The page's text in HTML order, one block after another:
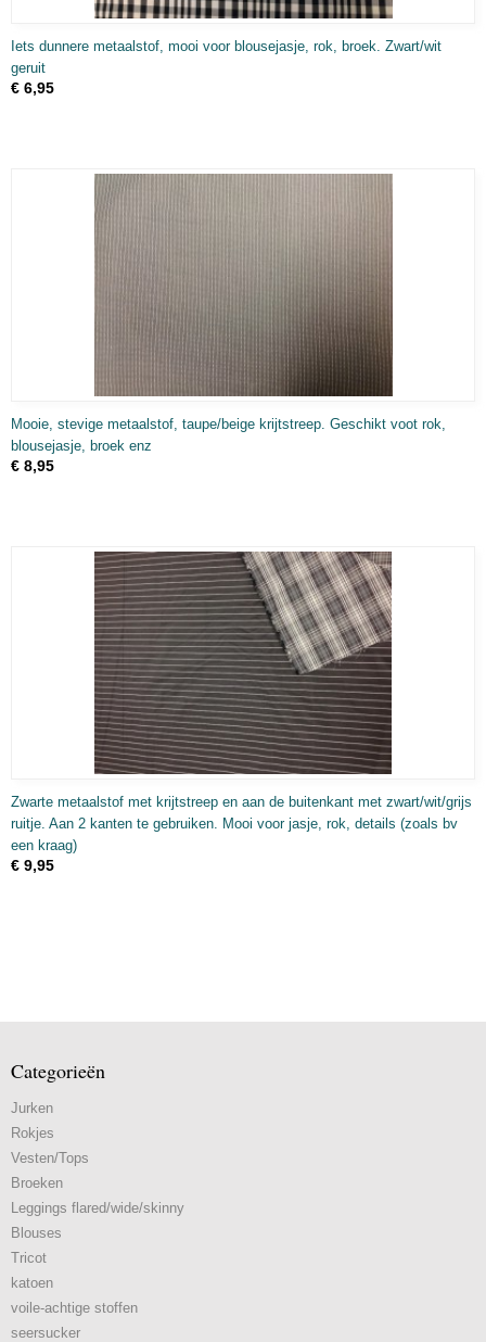
Iets dunnere metaalstof, mooi voor blousejasje, rok, broek. Zwart/wit
geruit
€ 6,95
Mooie, stevige metaalstof, taupe/beige krijtstreep. Geschikt voot rok,
blousejasje, broek enz
€ 8,95
Zwarte metaalstof met krijtstreep en aan de buitenkant met zwart/wit/grijs
ruitje. Aan 2 kanten te gebruiken. Mooi voor jasje, rok, details (zoals bv
een kraag)
€ 9,95
Categorieën
Jurken
Rokjes
Vesten/Tops
Broeken
Leggings flared/wide/skinny
Blouses
Tricot
katoen
voile-achtige stoffen
seersucker